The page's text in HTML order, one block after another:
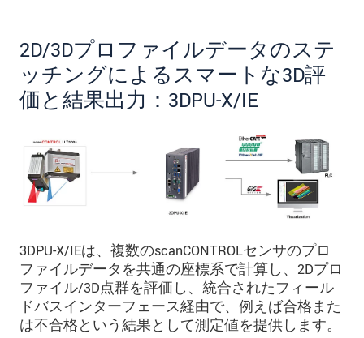
2D/3Dプロファイルデータのステ
ッチングによるスマートな3D評
価と結果出力：3DPU-X/IE
3DPU-X/IEは、複数のscanCONTROLセンサのプロ
ファイルデータを共通の座標系で計算し、2Dプロ
ファイル/3D点群を評価し、統合されたフィール
ドバスインターフェース経由で、例えば合格また
は不合格という結果として測定値を提供します。